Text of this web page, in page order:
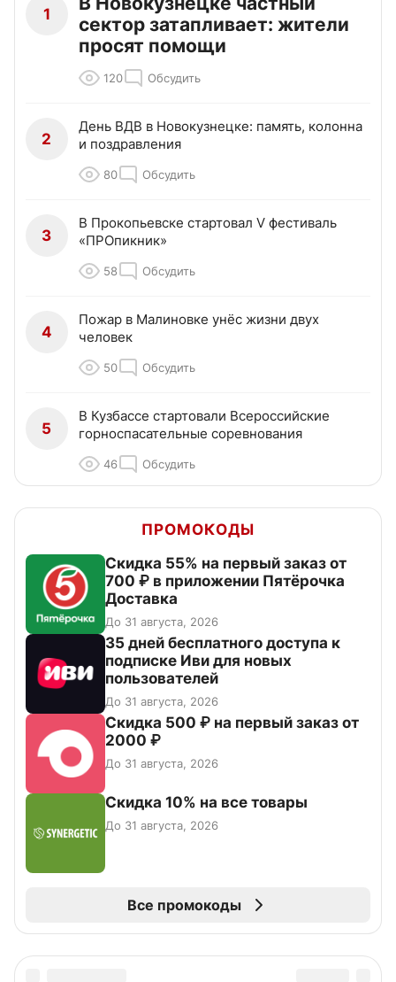
1
сектор затапливает: жители
просят помощи
120 Обсудить
2
День ВДВ в Новокузнецке: память, колонна
и поздравления
80 Обсудить
3
В Прокопьевске стартовал V фестиваль
«ПРОпикник»
58 Обсудить
4
Пожар в Малиновке унёс жизни двух
человек
50 Обсудить
5
В Кузбассе стартовали Всероссийские
горноспасательные соревнования
46 Обсудить
ПРОМОКОДЫ
Скидка 55% на первый заказ от
700 ₽ в приложении Пятёрочка
Доставка
До 31 августа, 2026
35 дней бесплатного доступа к
подписке Иви для новых
пользователей
До 31 августа, 2026
Скидка 500 ₽ на первый заказ от
2000 ₽
До 31 августа, 2026
Скидка 10% на все товары
До 31 августа, 2026
Все промокоды